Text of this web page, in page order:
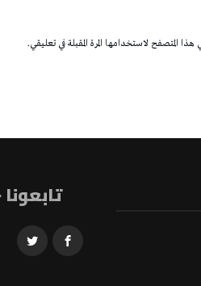
المتصفح لاستخدامها المرة المقبلة في تعليقي.
تابعونا